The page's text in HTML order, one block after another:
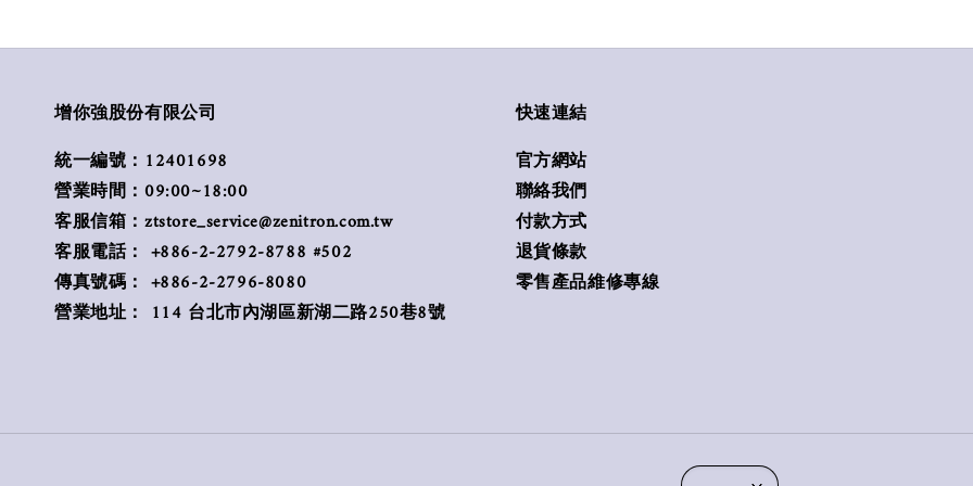
增你強股份有限公司
統一編號：12401698
營業時間：09:00~18:00
客服信箱：ztstore_service@zenitron.com.tw
客服電話： +886-2-2792-8788 #502
傳真號碼： +886-2-2796-8080
營業地址： 114 台北市內湖區新湖二路250巷8號
快速連結
官方網站
聯絡我們
付款方式
退貨條款
零售產品維修專線